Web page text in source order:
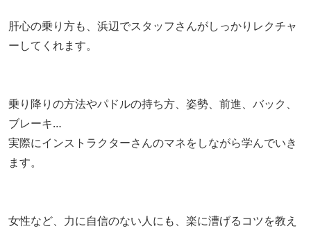
肝心の乗り方も、浜辺でスタッフさんがしっかりレクチャ
ーしてくれます。
乗り降りの方法やパドルの持ち方、姿勢、前進、バック、
ブレーキ…
実際にインストラクターさんのマネをしながら学んでいき
ます。
女性など、力に自信のない人にも、楽に漕げるコツを教え